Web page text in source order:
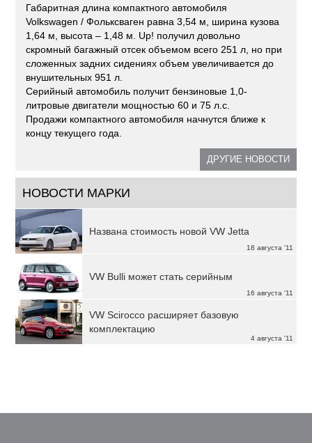
Габаритная длина компактного автомобиля
Volkswagen / Фольксваген равна 3,54 м, ширина кузова
1,64 м, высота – 1,48 м. Up! получил довольно
скромный багажный отсек объемом всего 251 л, но при
сложенных задних сидениях объем увеличивается до
внушительных 951 л.
Серийный автомобиль получит бензиновые 1,0-
литровые двигатели мощностью 60 и 75 л.с.
Продажи компактного автомобиля начнутся ближе к
концу текущего года.
ДРУГИЕ НОВОСТИ
НОВОСТИ МАРКИ
18 августа '11
Названа стоимость новой VW Jetta
16 августа '11
VW Bulli может стать серийным
4 августа '11
VW Scirocco расширяет базовую
комплектацию